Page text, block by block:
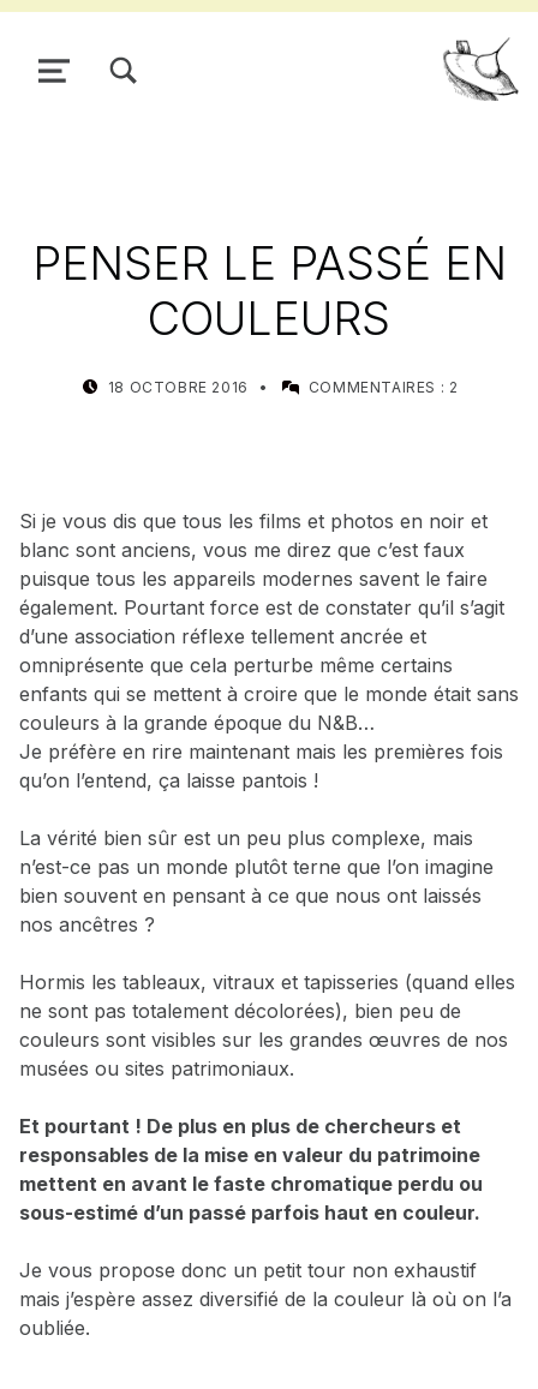
Pour
MENU
PENSER LE PASSÉ EN
COULEURS
18 OCTOBRE 2016 WRITTEN BY:
MEALIN
COMMENTAIRES : 2
Si je vous dis que tous les films et photos en noir et
blanc sont anciens, vous me direz que c’est faux
puisque tous les appareils modernes savent le faire
également. Pourtant force est de constater qu’il s’agit
d’une association réflexe tellement ancrée et
omniprésente que cela perturbe même certains
enfants qui se mettent à croire que le monde était sans
couleurs à la grande époque du N&B…
Je préfère en rire maintenant mais les premières fois
qu’on l’entend, ça laisse pantois !
La vérité bien sûr est un peu plus complexe, mais
n’est-ce pas un monde plutôt terne que l’on imagine
bien souvent en pensant à ce que nous ont laissés
nos ancêtres ?
Hormis les tableaux, vitraux et tapisseries (quand elles
ne sont pas totalement décolorées), bien peu de
couleurs sont visibles sur les grandes œuvres de nos
musées ou sites patrimoniaux.
Et pourtant ! De plus en plus de chercheurs et
responsables de la mise en valeur du patrimoine
mettent en avant le faste chromatique perdu ou
sous-estimé d’un passé parfois haut en couleur.
Je vous propose donc un petit tour non exhaustif
mais j’espère assez diversifié de la couleur là où on l’a
oubliée.